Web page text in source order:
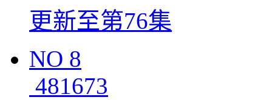
更新至第76集
NO 8
481673